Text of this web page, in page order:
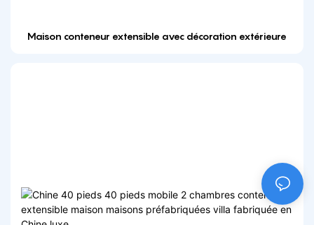
Maison conteneur extensible avec décoration extérieure